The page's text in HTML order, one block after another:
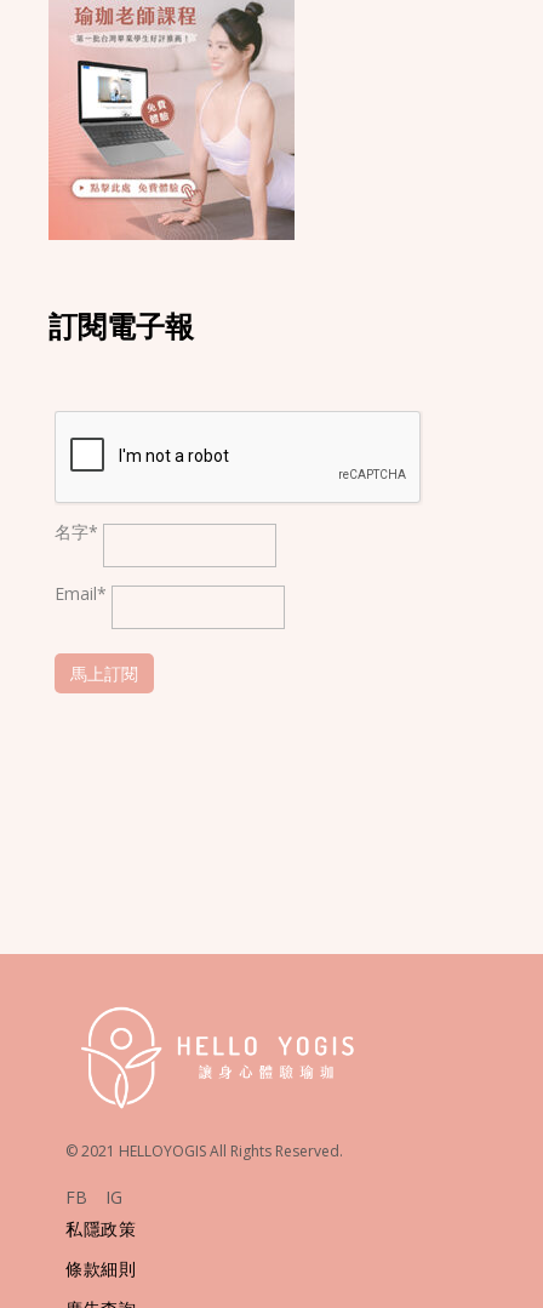
訂閱電子報
名字*
Email*
© 2021 HELLOYOGIS All Rights Reserved.
FB
IG
私隱政策
條款細則